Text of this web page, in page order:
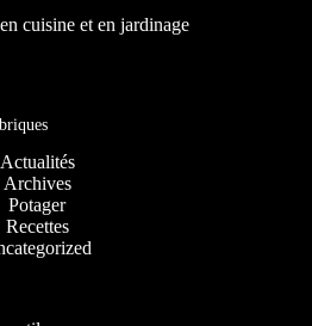
cuisine et en jardinage
Actualités
Archives
Potager
Recettes